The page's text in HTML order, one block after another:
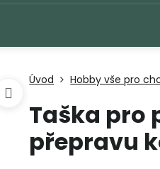
Úvod Hobby vše pro
Taška pro
přepravu